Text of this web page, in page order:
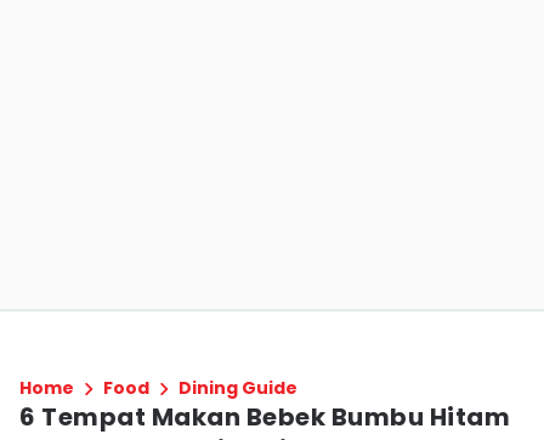
Home Food Dining Guide
6 Tempat Makan Bebek Bumbu Hitam